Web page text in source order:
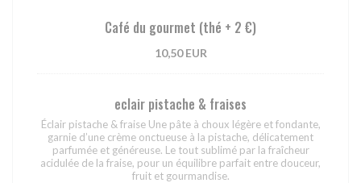
Café du gourmet (thé + 2 €)
10,50 EUR
eclair pistache & fraises
Éclair pistache & fraise Une pâte à choux légère et fondante,
garnie d’une crème onctueuse à la pistache, délicatement
parfumée et généreuse. Le tout sublimé par la fraîcheur
acidulée de la fraise, pour un équilibre parfait entre douceur,
fruit et gourmandise.